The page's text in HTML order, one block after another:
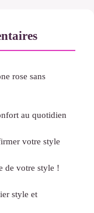
rose sans
au quotidien
votre style
de votre style !
style et